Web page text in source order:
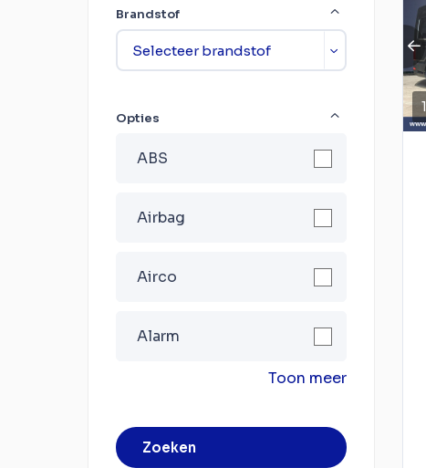
Brandstof
Opties
ABS
Airbag
Airco
Alarm
Toon meer
Zoeken
1